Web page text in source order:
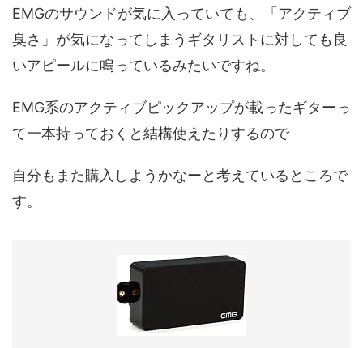
EMGのサウンドが気に入っていても、「アクティブ
臭さ」が気になってしまうギタリストに対しても良
いアピールに鳴っているみたいですね。
EMG系のアクティブピックアップが載ったギターっ
て一本持っておくと結構使えたりするので
自分もまた購入しようかなーと考えているところで
す。